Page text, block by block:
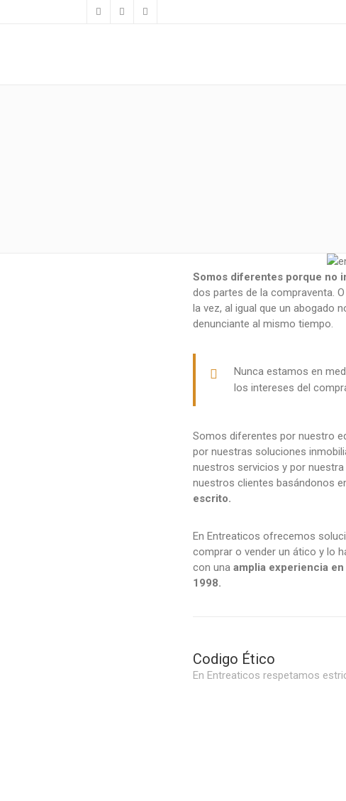
Somos diferentes porque no
dos partes de la compraventa.
la vez, al igual que un abogado
denunciante al mismo tiempo.
Nunca estamos en
los intereses del
Somos diferentes por nuestro
por nuestras soluciones
nuestros servicios y por
nuestros clientes basándonos
escrito.
En Entreaticos ofrecemos
comprar o vender un ático y lo
con una amplia experiencia
1998.
Codigo Ético
En Entreaticos respetamos